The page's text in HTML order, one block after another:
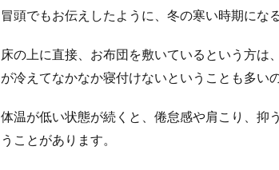
冒頭でもお伝えしたように、冬の寒い時期にな
床の上に直接、お布団を敷いているという方
が冷えてなかなか寝付けないということも多い
体温が低い状態が続くと、倦怠感や肩こり、抑
うことがあります。